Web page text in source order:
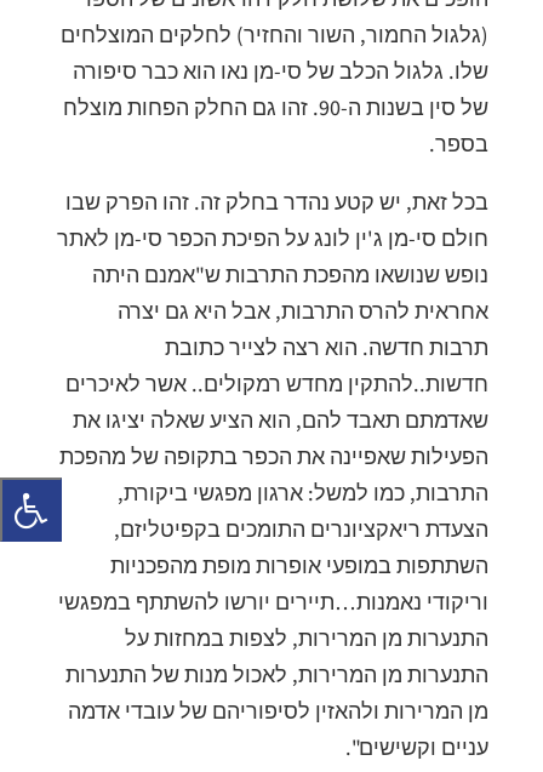
(גלגול החמור, השור והחזיר) לחלקים המוצלחים
שלו. גלגול הכלב של סי-מן נאו הוא כבר סיפורה
של סין בשנות ה-90. זהו גם החלק הפחות מוצלח
בספר.
בכל זאת, יש קטע נהדר בחלק זה. זהו הפרק שבו
חולם סי-מן ג'ין לונג על הפיכת הכפר סי-מן לאתר
נופש שנושאו מהפכת התרבות ש"אמנם היתה
אחראית להרס התרבות, אבל היא גם יצרה
תרבות חדשה. הוא רצה לצייר כתובת
חדשות..להתקין מחדש רמקולים.. אשר לאיכרים
שאדמתם תאבד להם, הוא הציע שאלה יציגו את
הפעילות שאפיינה את הכפר בתקופה של מהפכת
התרבות, כמו למשל: ארגון מפגשי ביקורת,
הצעדת ריאקציונרים התומכים בקפיטליזם,
השתתפות במופעי אופרות מופת מהפכניות
וריקודי נאמנות…תיירים יורשו להשתתף במפגשי
התנערות מן המרירות, לצפות במחזות על
התנערות מן המרירות, לאכול מנות של התנערות
מן המרירות ולהאזין לסיפוריהם של עובדי אדמה
עניים וקשישים".